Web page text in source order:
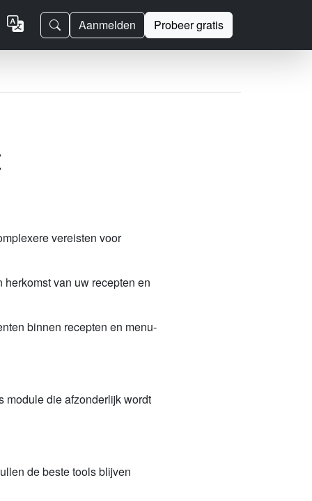
Aanmelden Probeer gratis
vereisten voor
van uw recepten en
binnen recepten en menu-
module die afzonderlijk wordt
de beste tools blijven